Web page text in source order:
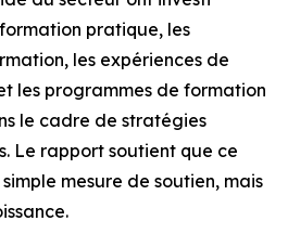
pratique, les
les expériences de
les programmes de formation
le cadre de stratégies
Le rapport soutient que ce
mesure de soutien, mais